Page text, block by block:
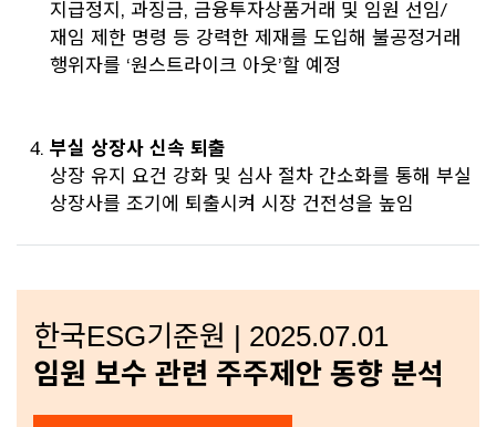
지급정지, 과징금, 금융투자상품거래 및 임원 선임/
재임 제한 명령 등 강력한 제재를 도입해 불공정거래
행위자를 ‘원스트라이크 아웃’할 예정
부실 상장사 신속 퇴출
상장 유지 요건 강화 및 심사 절차 간소화를 통해 부실
상장사를 조기에 퇴출시켜 시장 건전성을 높임
한국ESG기준원 | 2025.07.01
임원 보수 관련 주주제안 동향 분석